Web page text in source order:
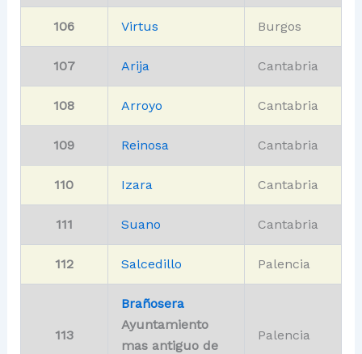
106 Virtus Burgos
107 Arija Cantabria
108 Arroyo Cantabria
109 Reinosa Cantabria
110 Izara Cantabria
111 Suano Cantabria
112 Salcedillo Palencia
113
Brañosera
Ayuntamiento
mas antiguo de
Palencia